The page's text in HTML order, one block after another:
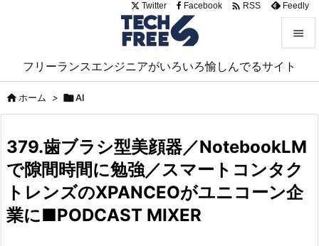
フリーランスエンジニアがいろいろ愉しんでるサイト


サイド

前へ

次へ
Twitter Facebook  RSS Feedly
ホーム > AI
379.歯ブラシ型美顔器／NotebookLM
で隙間時間に勉強／スマートコンタク
トレンズのXPANCEOがユニコーン企
業に■PODCAST MIXER